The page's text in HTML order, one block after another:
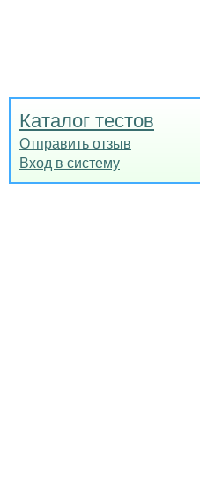
Каталог тестов
Отправить отзыв
Вход в систему